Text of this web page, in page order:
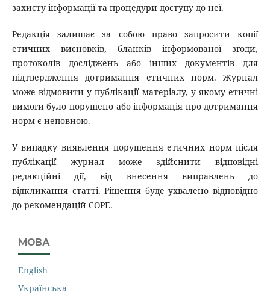
захисту інформації та процедури доступу до неї.
Редакція залишає за собою право запросити копії
етичних висновків, бланків інформованої згоди,
протоколів досліджень або інших документів для
підтвердження дотримання етичних норм. Журнал
може відмовити у публікації матеріалу, у якому етичні
вимоги було порушено або інформація про дотримання
норм є неповною.
У випадку виявлення порушення етичних норм після
публікації журнал може здійснити відповідні
редакційні дії, від внесення виправлень до
відкликання статті. Рішення буде ухвалено відповідно
до рекомендацій COPE.
МОВА
English
Українська